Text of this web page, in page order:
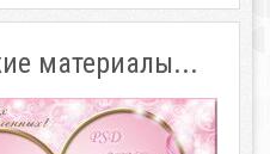
материалы...